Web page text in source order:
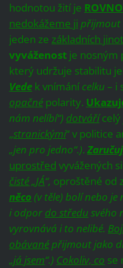
hodnotou žití je
nedokážeme ji přijmout
jeden ze základních
vyváženost je nosným
který udržuje stabilitu
Vedek vnímánícelku – i
opačnépolarity.
nám nelíbí“) dotvářícelý
„stranickými“ v politice
„jen pro jedno“.).
uprostřed vyvážených
čisté „JÁ“, oproštěné od
něco (v těle) bolí nebo
i odpor do středu svého
vyrovnává i to nelibé.
obávanépřijmout jako
„já jsem“.) Cokoliv, co se